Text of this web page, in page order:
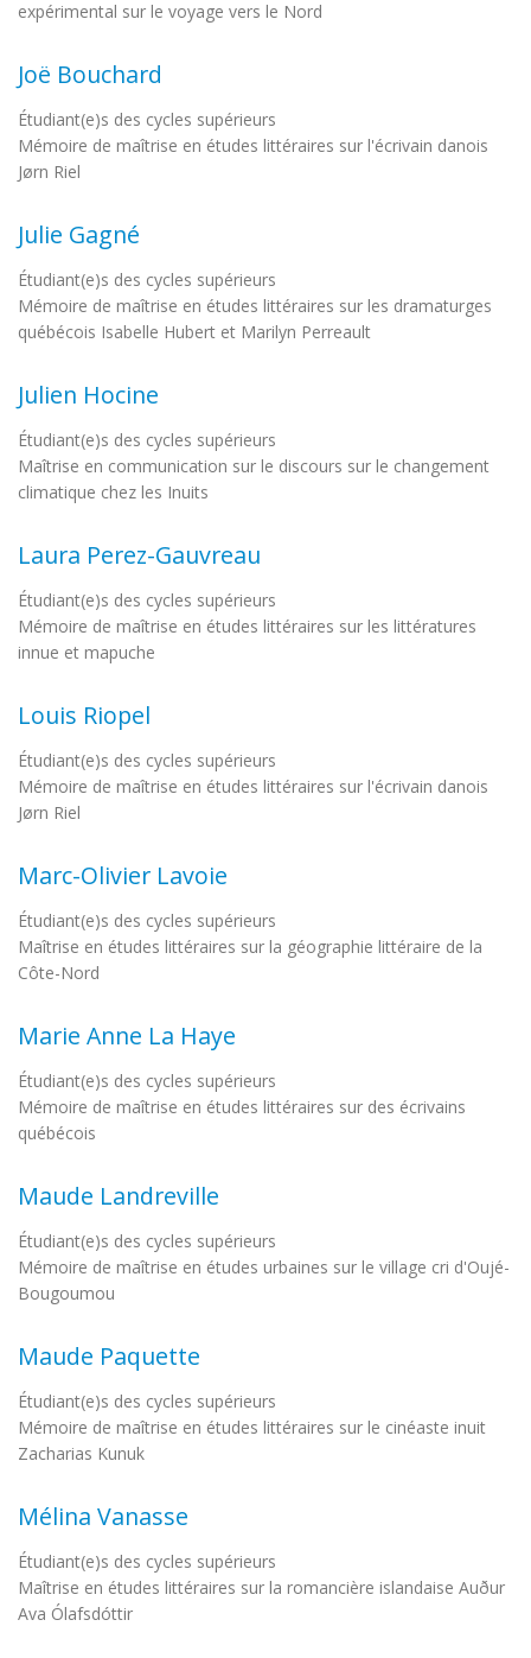
expérimental sur le voyage vers le Nord
Joë Bouchard
Étudiant(e)s des cycles supérieurs
Mémoire de maîtrise en études littéraires sur l'écrivain danois
Jørn Riel
Julie Gagné
Étudiant(e)s des cycles supérieurs
Mémoire de maîtrise en études littéraires sur les dramaturges
québécois Isabelle Hubert et Marilyn Perreault
Julien Hocine
Étudiant(e)s des cycles supérieurs
Maîtrise en communication sur le discours sur le changement
climatique chez les Inuits
Laura Perez-Gauvreau
Étudiant(e)s des cycles supérieurs
Mémoire de maîtrise en études littéraires sur les littératures
innue et mapuche
Louis Riopel
Étudiant(e)s des cycles supérieurs
Mémoire de maîtrise en études littéraires sur l'écrivain danois
Jørn Riel
Marc-Olivier Lavoie
Étudiant(e)s des cycles supérieurs
Maîtrise en études littéraires sur la géographie littéraire de la
Côte-Nord
Marie Anne La Haye
Étudiant(e)s des cycles supérieurs
Mémoire de maîtrise en études littéraires sur des écrivains
québécois
Maude Landreville
Étudiant(e)s des cycles supérieurs
Mémoire de maîtrise en études urbaines sur le village cri d'Oujé-
Bougoumou
Maude Paquette
Étudiant(e)s des cycles supérieurs
Mémoire de maîtrise en études littéraires sur le cinéaste inuit
Zacharias Kunuk
Mélina Vanasse
Étudiant(e)s des cycles supérieurs
Maîtrise en études littéraires sur la romancière islandaise Auður
Ava Ólafsdóttir